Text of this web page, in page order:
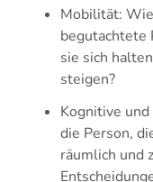
Mobilität:
begutachtete
sie sich
steigen?
Kognitive
die Person,
räumlich und